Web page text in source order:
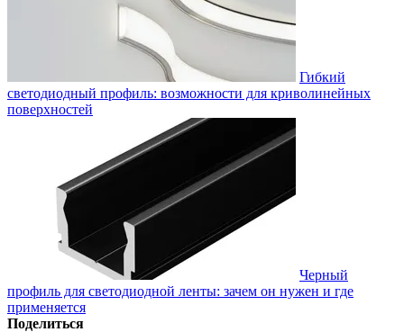
Гибкий
светодиодный профиль: возможности для криволинейных
поверхностей
Черный
профиль для светодиодной ленты: зачем он нужен и где
применяется
Поделиться